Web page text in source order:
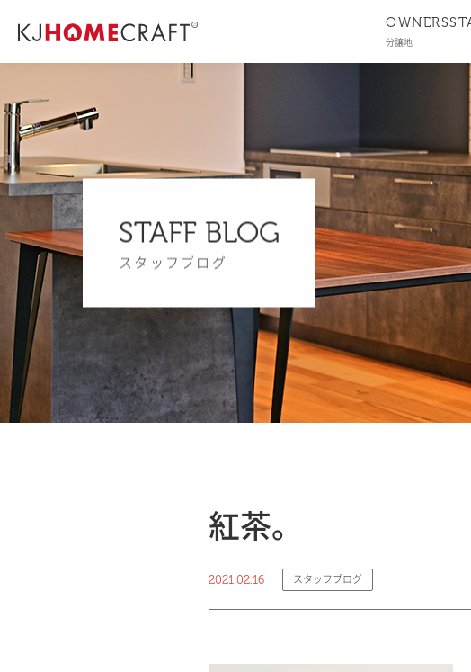
分譲地
STAFF BLOG
スタッフブログ
紅茶。
2021.02.16 スタッフブログ